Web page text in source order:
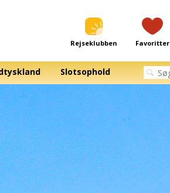
Rejseklubben Favoritter
Slotsophold